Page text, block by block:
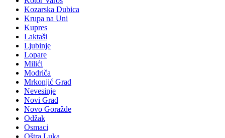
Kozarska Dubica
Krupa na Uni
Kupres
Laktaši
Ljubinje
Lopare
Milići
Modriča
Mrkonjić Grad
Nevesinje
Novi Grad
Novo Goražde
Odžak
Osmaci
Oštra Luka